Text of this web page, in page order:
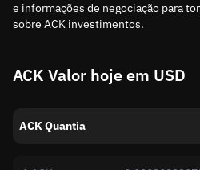
e informações de negociação para
sobre ACK investimentos.
ACK Valor hoje em USD
ACK Quantia